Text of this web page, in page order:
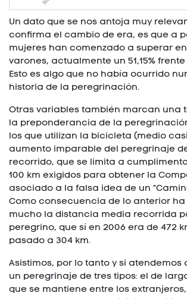
Un dato que se nos antoja muy
confirma el cambio de era, es que a
mujeres han comenzado a superar
varones, actualmente un 51,15% frente
Esto es algo que no había ocurrido
historia de la peregrinación.
Otras variables también marcan una
la preponderancia de la
los que utilizan la bicicleta (medio
aumento imparable del peregrinaje
recorrido, que se limita a
100 km exigidos para obtener la
asociado a la falsa idea de un
Como consecuencia de lo anterior
mucho la distancia media recorrida
peregrino, que sí en 2006 era de 472
pasado a 304 km.
Asistimos, por lo tanto y si atendemos
un peregrinaje de tres tipos: el de
que se mantiene entre los